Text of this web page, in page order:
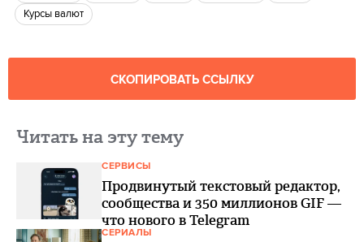
Курсы валют
СКОПИРОВАТЬ ССЫЛКУ
Читать на эту тему
СЕРВИСЫ
Продвинутый текстовый редактор,
сообщества и 350 миллионов GIF —
что нового в Telegram
СЕРИАЛЫ